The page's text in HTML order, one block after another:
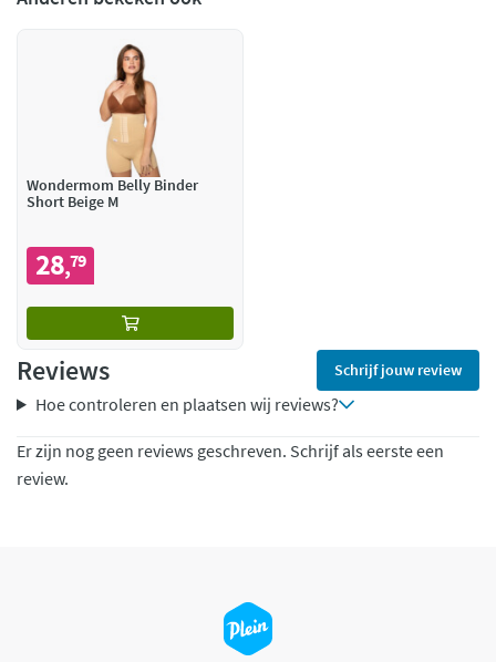
Wondermom Belly Binder
Short Beige M
28,79
Reviews Schrijf jouw review
Hoe controleren en plaatsen wij reviews?
Er zijn nog geen reviews geschreven. Schrijf als eerste een
review.